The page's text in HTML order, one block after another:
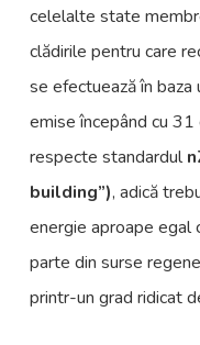
celelalte state
clădirile pentru care
se efectuează în
emise începând cu
respecte standardul
building”), adică
energie aproape egal
parte din surse
printr-un grad ridicat